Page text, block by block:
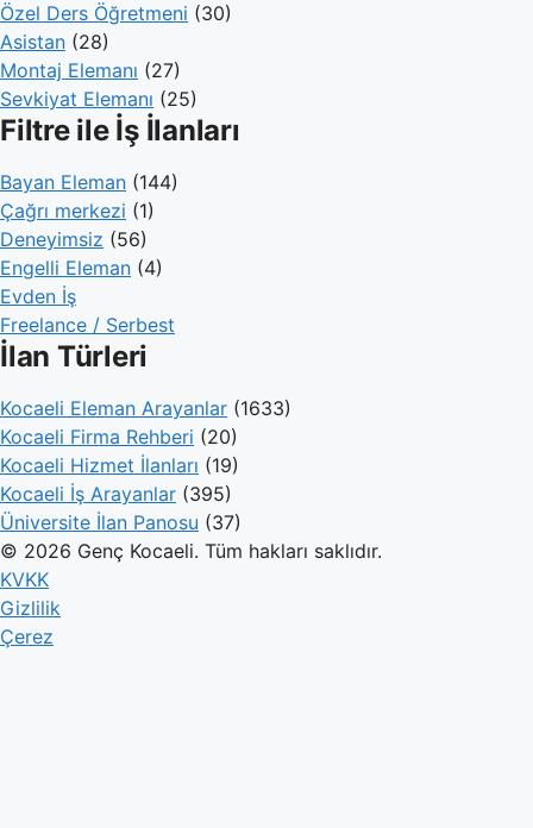
Özel Ders Öğretmeni (30)
Asistan (28)
Montaj Elemanı (27)
Sevkiyat Elemanı (25)
Filtre ile İş İlanları
Bayan Eleman (144)
Çağrı merkezi (1)
Deneyimsiz (56)
Engelli Eleman (4)
Evden İş
Freelance / Serbest
İlan Türleri
Kocaeli Eleman Arayanlar (1633)
Kocaeli Firma Rehberi (20)
Kocaeli Hizmet İlanları (19)
Kocaeli İş Arayanlar (395)
Üniversite İlan Panosu (37)
© 2026 Genç Kocaeli. Tüm hakları saklıdır.
KVKK
Gizlilik
Çerez